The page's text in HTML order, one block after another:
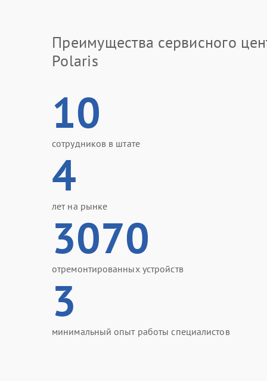
Преимущества сервисного
Polaris
10
сотрудников в штате
4
лет на рынке
3070
отремонтированных устройств
3
минимальный опыт работы специалистов